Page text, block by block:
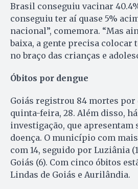
Brasil conseguiu vacinar
conseguiu ter aí quase 5%
nacional”, comemora. “Mas
baixa, a gente precisa colocar
no braço das crianças e
Óbitos por dengue
Goiás registrou 84 mortes por
quinta-feira, 28. Além disso,
investigação, que apresentam
doença. O município com
com 14, seguido por Luziânia
Goiás (6). Com cinco óbitos
Lindas de Goiás e Aurilândia.